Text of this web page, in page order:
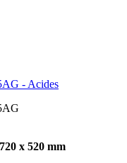
- Acides
x 520 mm